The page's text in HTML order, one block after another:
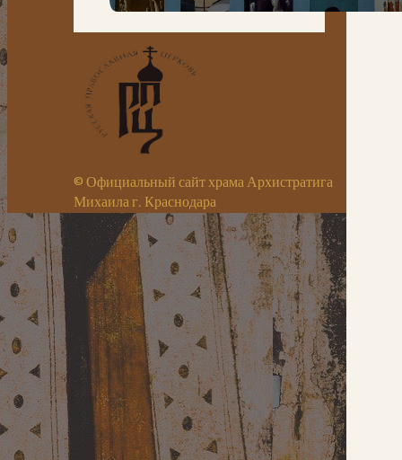
© Официальный сайт храма Архистратига
Михаила г. Краснодара